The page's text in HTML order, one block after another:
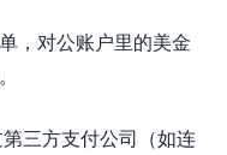
，对公账户里的美金
三方支付公司（如连